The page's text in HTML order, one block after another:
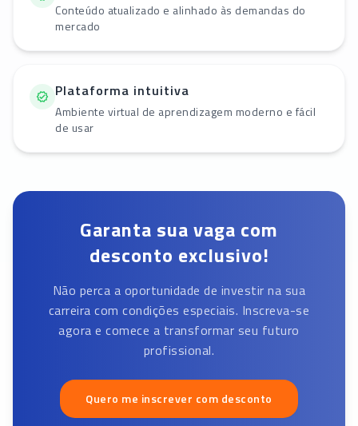
Conteúdo atualizado e alinhado às demandas do
mercado
Plataforma intuitiva
Ambiente virtual de aprendizagem moderno e fácil
de usar
Garanta sua vaga com
desconto exclusivo!
Não perca a oportunidade de investir na sua
carreira com condições especiais. Inscreva-se
agora e comece a transformar seu futuro
profissional.
Quero me inscrever com desconto